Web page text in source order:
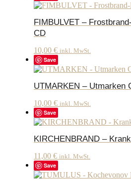
FIMBULVET –
CD
10,00 € inkl. MwSt.
Save
UTMARKEN – Utmarken
10,00 € inkl. MwSt.
Save
KIRCHENBRAND –
11,00 € inkl. MwSt.
Save